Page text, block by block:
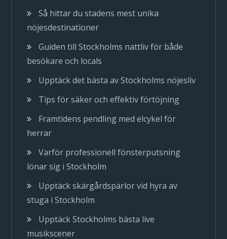
Så hittar du stadens mest unika
nöjesdestinationer
Guiden till Stockholms nattliv för både
besökare och locals
Upptäck det bästa av Stockholms nöjesliv
Tips för säker och effektiv förtöjning
Framtidens pendling med elcykel för
herrar
Varför professionell fönsterputsning
lönar sig i Stockholm
Upptäck skärgårdspärlor vid hyra av
stuga i Stockholm
Upptäck Stockholms bästa live
musikscener